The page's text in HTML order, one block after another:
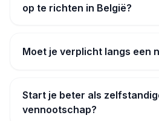
op te richten in België?
Moet je verplicht langs een
Start je beter als
vennootschap?